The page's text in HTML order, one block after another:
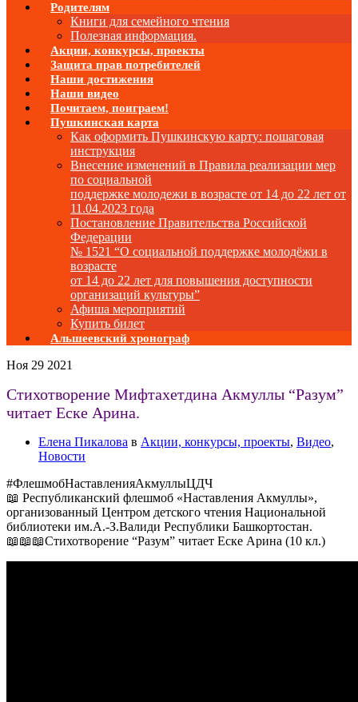
Родителям
Книги для семейного чтения
Полезная информация.
Акции, конкурсы, проекты
Защита прав потребителей
Наши достижения
Наши видео
Почитаем, поиграем!
Пушкинская карта
Как оформить Пушкинскую карту: пошаговая
инструкция
Внесение изменений в Правила реализации мер
по социальной
поддержке молодежи в возрасте от 14 до 22 лет от
11.04.2023 года
Постановление Правительства Российской
Федерации
№ 1521 “О социальной поддержке молодёжи в
возрасте
от 14 до 22 лет для повышения доступности
организаций культуры”
Афиша мероприятий
Купить билет
Альшеевский хронограф
Ноя 29 2021
Стихотворение Мифтахетдина Акмуллы “Разум”
читает Еске Арина.
Елена Пикалова в Акции, конкурсы, проекты, Видео,
Новости
#ФлешмобНаставленияАкмуллыЦДЧ
📖 Республиканский флешмоб «Наставления Акмуллы»,
организованный Центром детского чтения Национальной
библиотеки им.А.-З.Валиди Республики Башкортостан.
📖📖📖Стихотворение “Разум” читает Еске Арина (10 кл.)